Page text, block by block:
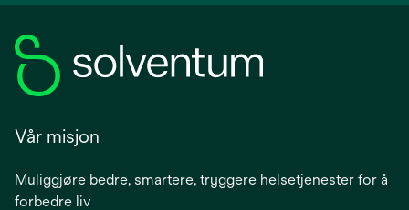
Vår misjon
Muliggjøre bedre, smartere, tryggere helsetjenester for å
forbedre liv